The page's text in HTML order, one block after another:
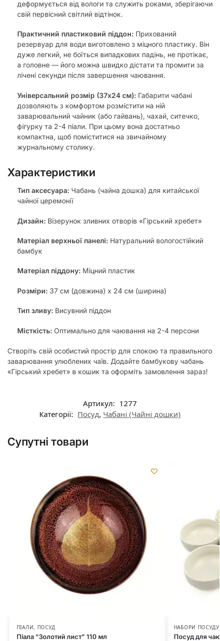
деформується від вологи та служить роками, зберігаючи
свій первісний світлий відтінок.
Практичний пластиковий піддон: Прихований
резервуар для води виготовлено з міцного пластику. Він
дуже легкий, не боїться випадкових падінь, не протікає,
а головне — його можна швидко дістати та промити за
лічені секунди після завершення чаювання.
Універсальний розмір (37х24 см): Габарити чабані
дозволяють з комфортом розмістити на ній
заварювальний чайник (або гайвань), чахай, ситечко,
фігурку та 2-4 піали. При цьому вона достатньо
компактна, щоб поміститися на звичайному
журнальному столику.
Характеристики
Тип аксесуара: Чабань (чайна дошка) для китайської
чайної церемонії
Дизайн: Візерунок зливних отворів «Гірський хребет»
Матеріал верхньої панелі: Натуральний вологостійкий
бамбук
Матеріал піддону: Міцний пластик
Розміри: 37 см (довжина) х 24 см (ширина)
Тип зливу: Висувний піддон
Місткість: Оптимально для чаювання на 2-4 персони
Створіть свій особистий простір для спокою та правильного
заварювання улюблених чаїв. Додайте бамбукову чабань
«Гірський хребет» в кошик та оформіть замовлення зараз!
Артикул: 1277
Категорії: Посуд, Чабані (Чайні дошки)
Супутні товари
ПІАЛИ, ПОСУД
Піала “Золотий лист” 110 мл
НАБОРИ
Посуд для